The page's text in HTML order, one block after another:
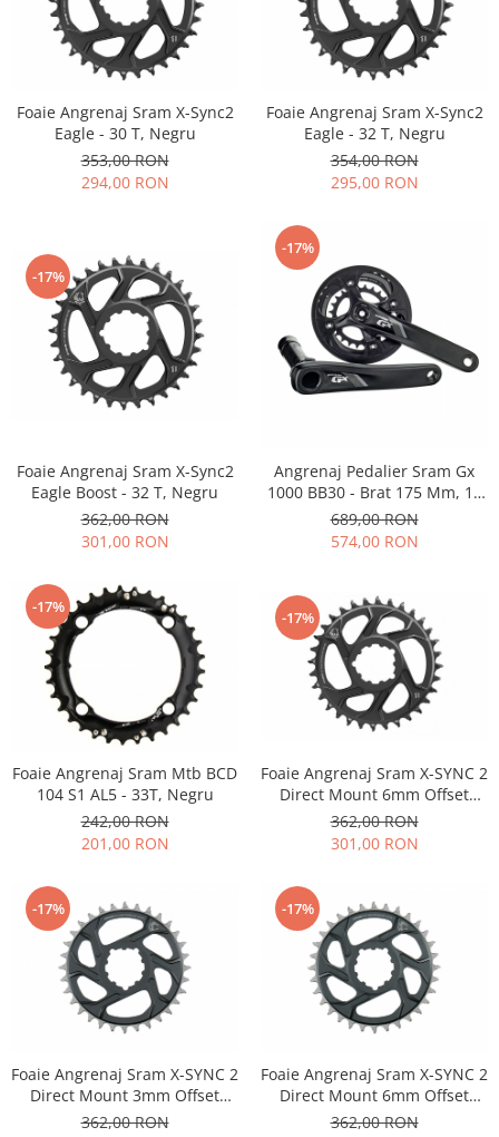
Foaie Angrenaj Sram X-Sync2
Eagle - 30 T, Negru
353,00 RON
294,00 RON
Foaie Angrenaj Sram X-Sync2
Eagle - 32 T, Negru
354,00 RON
295,00 RON
-17%
Foaie Angrenaj Sram X-Sync2
Eagle Boost - 32 T, Negru
362,00 RON
301,00 RON
-17%
Angrenaj Pedalier Sram Gx
1000 BB30 - Brat 175 Mm, 11
Viteze, 36/24T, Negru
689,00 RON
574,00 RON
-17%
Foaie Angrenaj Sram Mtb BCD
104 S1 AL5 - 33T, Negru
242,00 RON
201,00 RON
-17%
Foaie Angrenaj Sram X-SYNC 2
Direct Mount 6mm Offset
Eagle - 30T, Gri
362,00 RON
301,00 RON
-17%
Foaie Angrenaj Sram X-SYNC 2
Direct Mount 3mm Offset
Boost Eagle - 32T, Gri
362,00 RON
-17%
Foaie Angrenaj Sram X-SYNC 2
Direct Mount 6mm Offset
Eagle - 32T, Gri
362,00 RON